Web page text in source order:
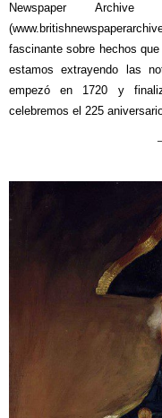
Newspaper
(
fascinante sobre hechos
estamos extrayendo las
empezó en 1720 y
celebremos el 225